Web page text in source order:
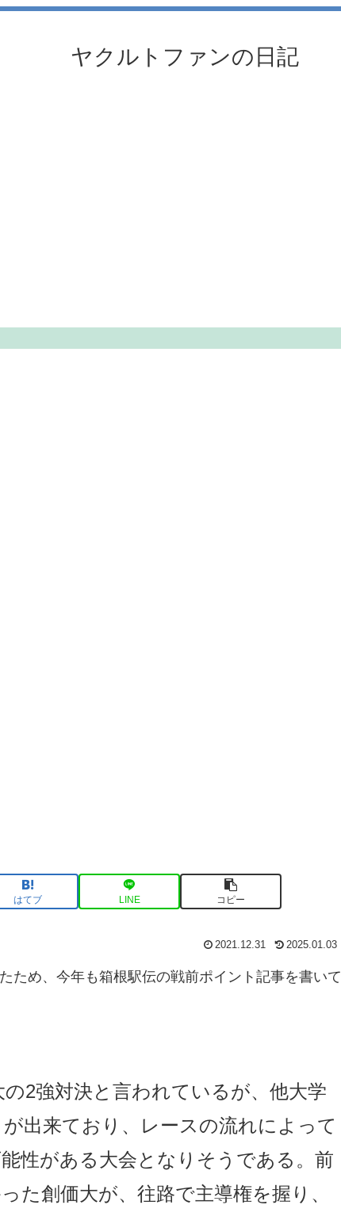
ヤクルトファンの日記
はてブ LINE コピー
2021.12.31 2025.01.03
ため、今年も箱根駅伝の戦前ポイント記事を書いて
2強対決と言われているが、他大学
出来ており、レースの流れによって
性がある大会となりそうである。前
た創価大が、往路で主導権を握り、